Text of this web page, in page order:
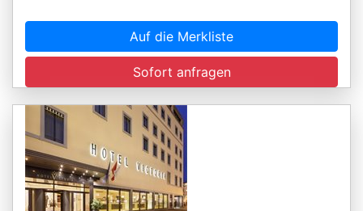
Auf die Merkliste
Sofort anfragen